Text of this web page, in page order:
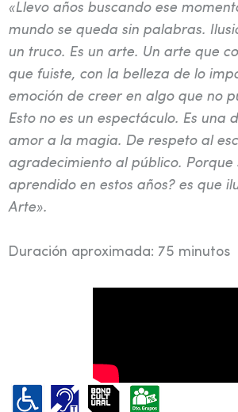
«Llevo años buscando ese
mundo se queda sin palabras.
un truco. Es un arte. Un arte que
que fuiste, con la belleza de lo
emoción de creer en algo que no
Esto no es un espectáculo. Es una
amor a la magia. De respeto al
agradecimiento al público. Porque
aprendido en estos años? es que
Arte».
Duración aproximada: 75 minutos